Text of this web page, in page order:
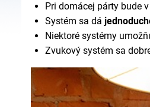
Pri domácej párty bude
Systém sa dá
Niektoré systémy
Zvukový systém sa